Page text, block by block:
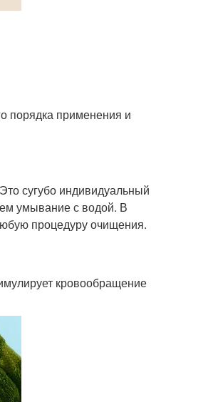
порядка применения и
сугубо индивидуальный
умывание с водой. В
процедуру очищения.
кровообращение